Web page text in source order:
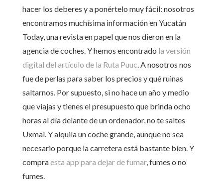
hacer los deberes y a ponértelo muy fácil: nosotros
encontramos muchísima información en Yucatán
Today, una revista en papel que nos dieron en la
agencia de coches. Y hemos encontrado la versión
digital del artículo de la Ruta Puuc. A nosotros nos
fue de perlas para saber los precios y qué ruinas
saltarnos. Por supuesto, si no hace un año y medio
que viajas y tienes el presupuesto que brinda ocho
horas al día delante de un ordenador, no te saltes
Uxmal. Y alquila un coche grande, aunque no sea
necesario porque la carretera está bastante bien. Y
compraesta app para dejar de fumar, fumes o no
fumes.